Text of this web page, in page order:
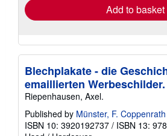
Add to basket
Blechplakate - die
emaillierten Werbeschilder.
Riepenhausen, Axel.
Published by Münster, F.
ISBN 10: 3920192737 / ISBN 13: